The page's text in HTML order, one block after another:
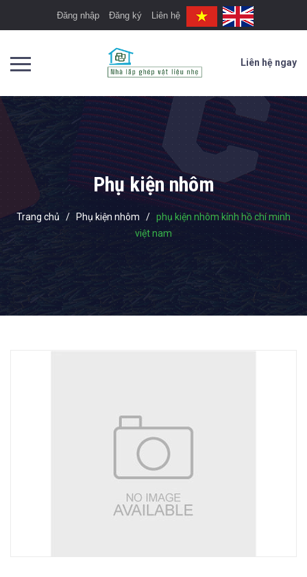
Đăng nhập Đăng ký Liên hệ
Liên hệ ngay
Phụ kiện nhôm
Trang chủ / Phụ kiện nhôm / phụ kiện nhôm kính hồ chí minh
việt nam